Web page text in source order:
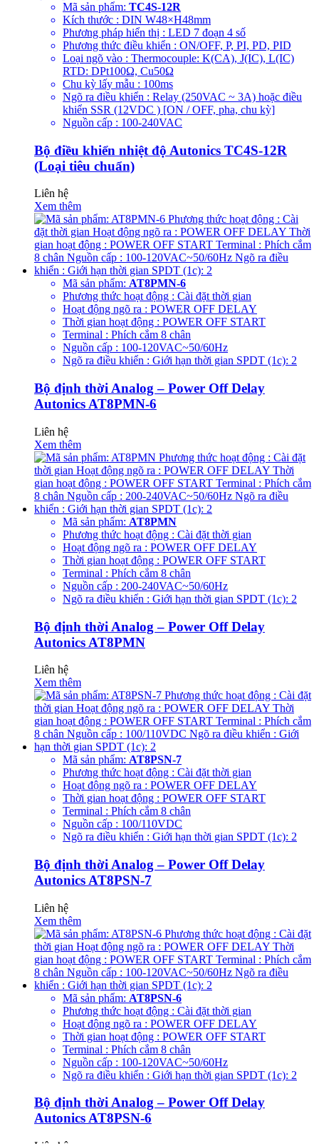
Mã sản phẩm: TC4S-12R
Kích thước : DIN W48×H48mm
Phương pháp hiển thị : LED 7 đoạn 4 số
Phương thức điều khiển : ON/OFF, P, PI, PD, PID
Loại ngõ vào : Thermocouple: K(CA), J(IC), L(IC)
RTD: DPt100Ω, Cu50Ω
Chu kỳ lấy mẫu : 100ms
Ngõ ra điều khiển : Relay (250VAC ~ 3A) hoặc điều
khiển SSR (12VDC ) [ON / OFF, pha, chu kỳ]
Nguồn cấp : 100-240VAC
Bộ điều khiển nhiệt độ Autonics TC4S-12R
(Loại tiêu chuẩn)
Liên hệ
Xem thêm
Mã sản phẩm: AT8PMN-6
Phương thức hoạt động : Cài đặt thời gian
Hoạt động ngõ ra : POWER OFF DELAY
Thời gian hoạt động : POWER OFF START
Terminal : Phích cắm 8 chân
Nguồn cấp : 100-120VAC~50/60Hz
Ngõ ra điều khiển : Giới hạn thời gian SPDT (1c): 2
Bộ định thời Analog – Power Off Delay
Autonics AT8PMN-6
Liên hệ
Xem thêm
Mã sản phẩm: AT8PMN
Phương thức hoạt động : Cài đặt thời gian
Hoạt động ngõ ra : POWER OFF DELAY
Thời gian hoạt động : POWER OFF START
Terminal : Phích cắm 8 chân
Nguồn cấp : 200-240VAC~50/60Hz
Ngõ ra điều khiển : Giới hạn thời gian SPDT (1c): 2
Bộ định thời Analog – Power Off Delay
Autonics AT8PMN
Liên hệ
Xem thêm
Mã sản phẩm: AT8PSN-7
Phương thức hoạt động : Cài đặt thời gian
Hoạt động ngõ ra : POWER OFF DELAY
Thời gian hoạt động : POWER OFF START
Terminal : Phích cắm 8 chân
Nguồn cấp : 100/110VDC
Ngõ ra điều khiển : Giới hạn thời gian SPDT (1c): 2
Bộ định thời Analog – Power Off Delay
Autonics AT8PSN-7
Liên hệ
Xem thêm
Mã sản phẩm: AT8PSN-6
Phương thức hoạt động : Cài đặt thời gian
Hoạt động ngõ ra : POWER OFF DELAY
Thời gian hoạt động : POWER OFF START
Terminal : Phích cắm 8 chân
Nguồn cấp : 100-120VAC~50/60Hz
Ngõ ra điều khiển : Giới hạn thời gian SPDT (1c): 2
Bộ định thời Analog – Power Off Delay
Autonics AT8PSN-6